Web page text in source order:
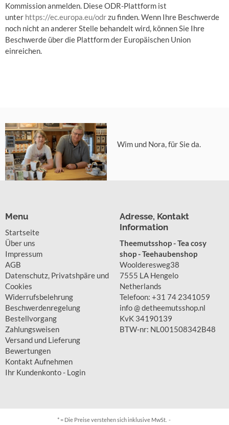
Kommission anmelden. Diese ODR-Plattform ist
unter https://ec.europa.eu/odrzu finden. Wenn Ihre Beschwerde
noch nicht an anderer Stelle behandelt wird, können Sie Ihre
Beschwerde über die Plattform der Europäischen Union
einreichen.
Wim und Nora, für Sie da.
Menu
Startseite
Über uns
Impressum
AGB
Datenschutz, Privatshpäre und
Cookies
Widerrufsbelehrung
Beschwerdenregelung
Bestellvorgang
Zahlungsweisen
Versand und Lieferung
Bewertungen
Kontakt Aufnehmen
Ihr Kundenkonto - Login
Adresse, Kontakt
Information
Theemutsshop - Tea cosy
shop - Teehaubenshop
Woolderesweg38
7555 LA Hengelo
Netherlands
Telefoon: +31 74 2341059
info @ detheemutsshop.nl
KvK 34190139
BTW-nr: NL001508342B48
* = Die Preise verstehen sich inklusive MwSt. -